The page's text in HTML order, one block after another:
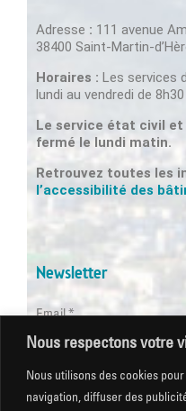
Nous respectons votre
Nous utilisons des cookies
navigation, diffuser des
Adresse : 111 avenue
38400 Saint-Martin-
Horaires : Les services
lundi au vendredi de
Le service état civil
fermé le lundi matin.
Retrouvez toutes les
l’accessibilité des
Newsletter
Email *
Les champs suivis d'une